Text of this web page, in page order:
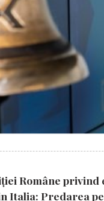
Române privind
Italia: Predarea